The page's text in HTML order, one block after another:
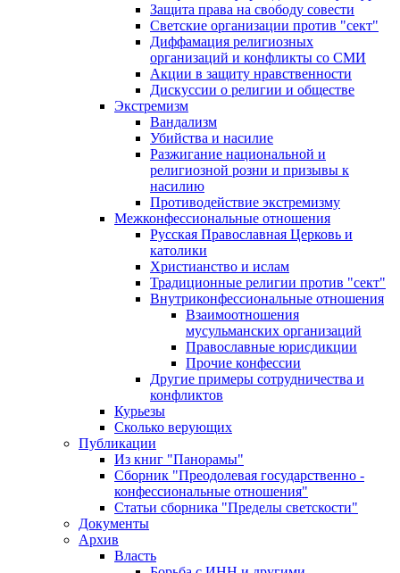
Защита права на свободу совести
Светские организации против "сект"
Диффамация религиозных
организаций и конфликты со СМИ
Акции в защиту нравственности
Дискуссии о религии и обществе
Экстремизм
Вандализм
Убийства и насилие
Разжигание национальной и
религиозной розни и призывы к
насилию
Противодействие экстремизму
Межконфессиональные отношения
Русская Православная Церковь и
католики
Христианство и ислам
Традиционные религии против "сект"
Внутриконфессиональные отношения
Взаимоотношения
мусульманских организаций
Православные юрисдикции
Прочие конфессии
Другие примеры сотрудничества и
конфликтов
Курьезы
Сколько верующих
Публикации
Из книг "Панорамы"
Сборник "Преодолевая государственно -
конфессиональные отношения"
Статьи сборника "Пределы светскости"
Документы
Архив
Власть